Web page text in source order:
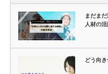
まだま
人材の
どう向